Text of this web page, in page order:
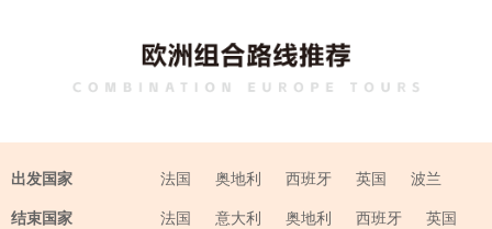
出发国家 法国 奥地利 西班牙 英国 波兰
结束国家 法国 意大利 奥地利 西班牙
英国